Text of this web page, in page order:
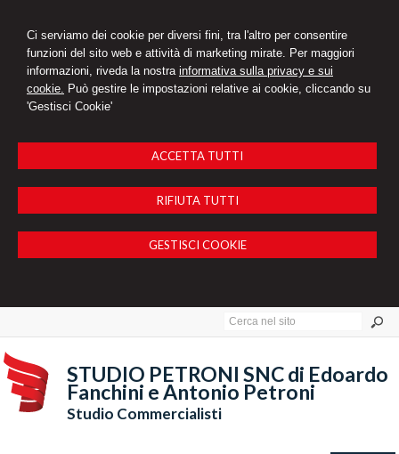
Ci serviamo dei cookie per diversi fini, tra l'altro per consentire
funzioni del sito web e attività di marketing mirate. Per maggiori
informazioni, riveda la nostra informativa sulla privacy e sui
cookie. Può gestire le impostazioni relative ai cookie, cliccando su
'Gestisci Cookie'
ACCETTA TUTTI
RIFIUTA TUTTI
GESTISCI COOKIE
STUDIO PETRONI SNC di Edoardo
Fanchini e Antonio Petroni
Studio Commercialisti